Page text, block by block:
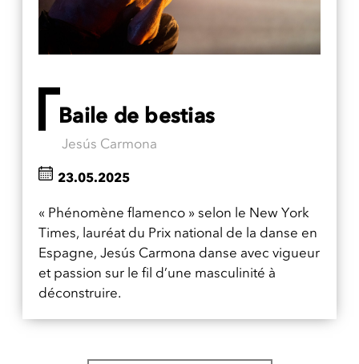
Baile de bestias
Jesús Carmona
« Phénomène flamenco » selon le New York
Times, lauréat du Prix national de la danse en
Espagne, Jesús Carmona danse avec vigueur
et passion sur le fil d’une masculinité à
déconstruire.
23.05.2025